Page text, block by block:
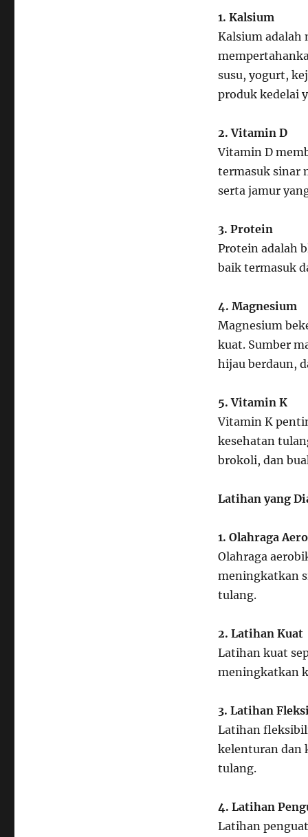
1. Kalsium
Kalsium adalah
susu, yogurt,
produk kedelai
2. Vitamin D
Vitamin D
termasuk sinar
serta jamur
3. Protein
Protein adalah
baik termasuk
4. Magnesium
Magnesium
kuat. Sumber
hijau berdaun,
5. Vitamin K
Vitamin K
kesehatan
brokoli, dan
Latihan yang
1. Olahraga
Olahraga
meningkatkan
tulang.
2. Latihan Kuat
Latihan kuat
meningkatkan
3. Latihan
Latihan
kelenturan dan
tulang.
4. Latihan
Latihan